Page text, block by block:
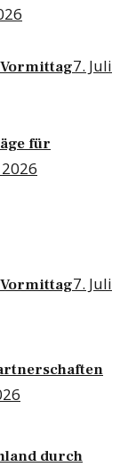
7. Juli
für
7. Juli
durch